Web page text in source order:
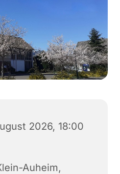
2026, 18:00
Auheim,